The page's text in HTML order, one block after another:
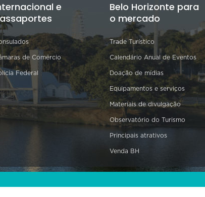
e
de Comércio
Federal
Belo Horizonte para
o mercado
Trade Turístico
Calendário Anual de Eventos
Doação de mídias
Equipamentos e serviços
Materiais de divulgação
Observatório do Turismo
Principais atrativos
Venda BH